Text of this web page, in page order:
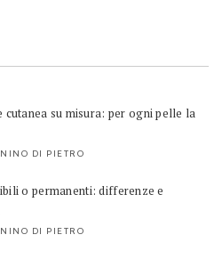
cutanea su misura: per ogni pelle la
DI PIETRO
o permanenti: differenze e
DI PIETRO